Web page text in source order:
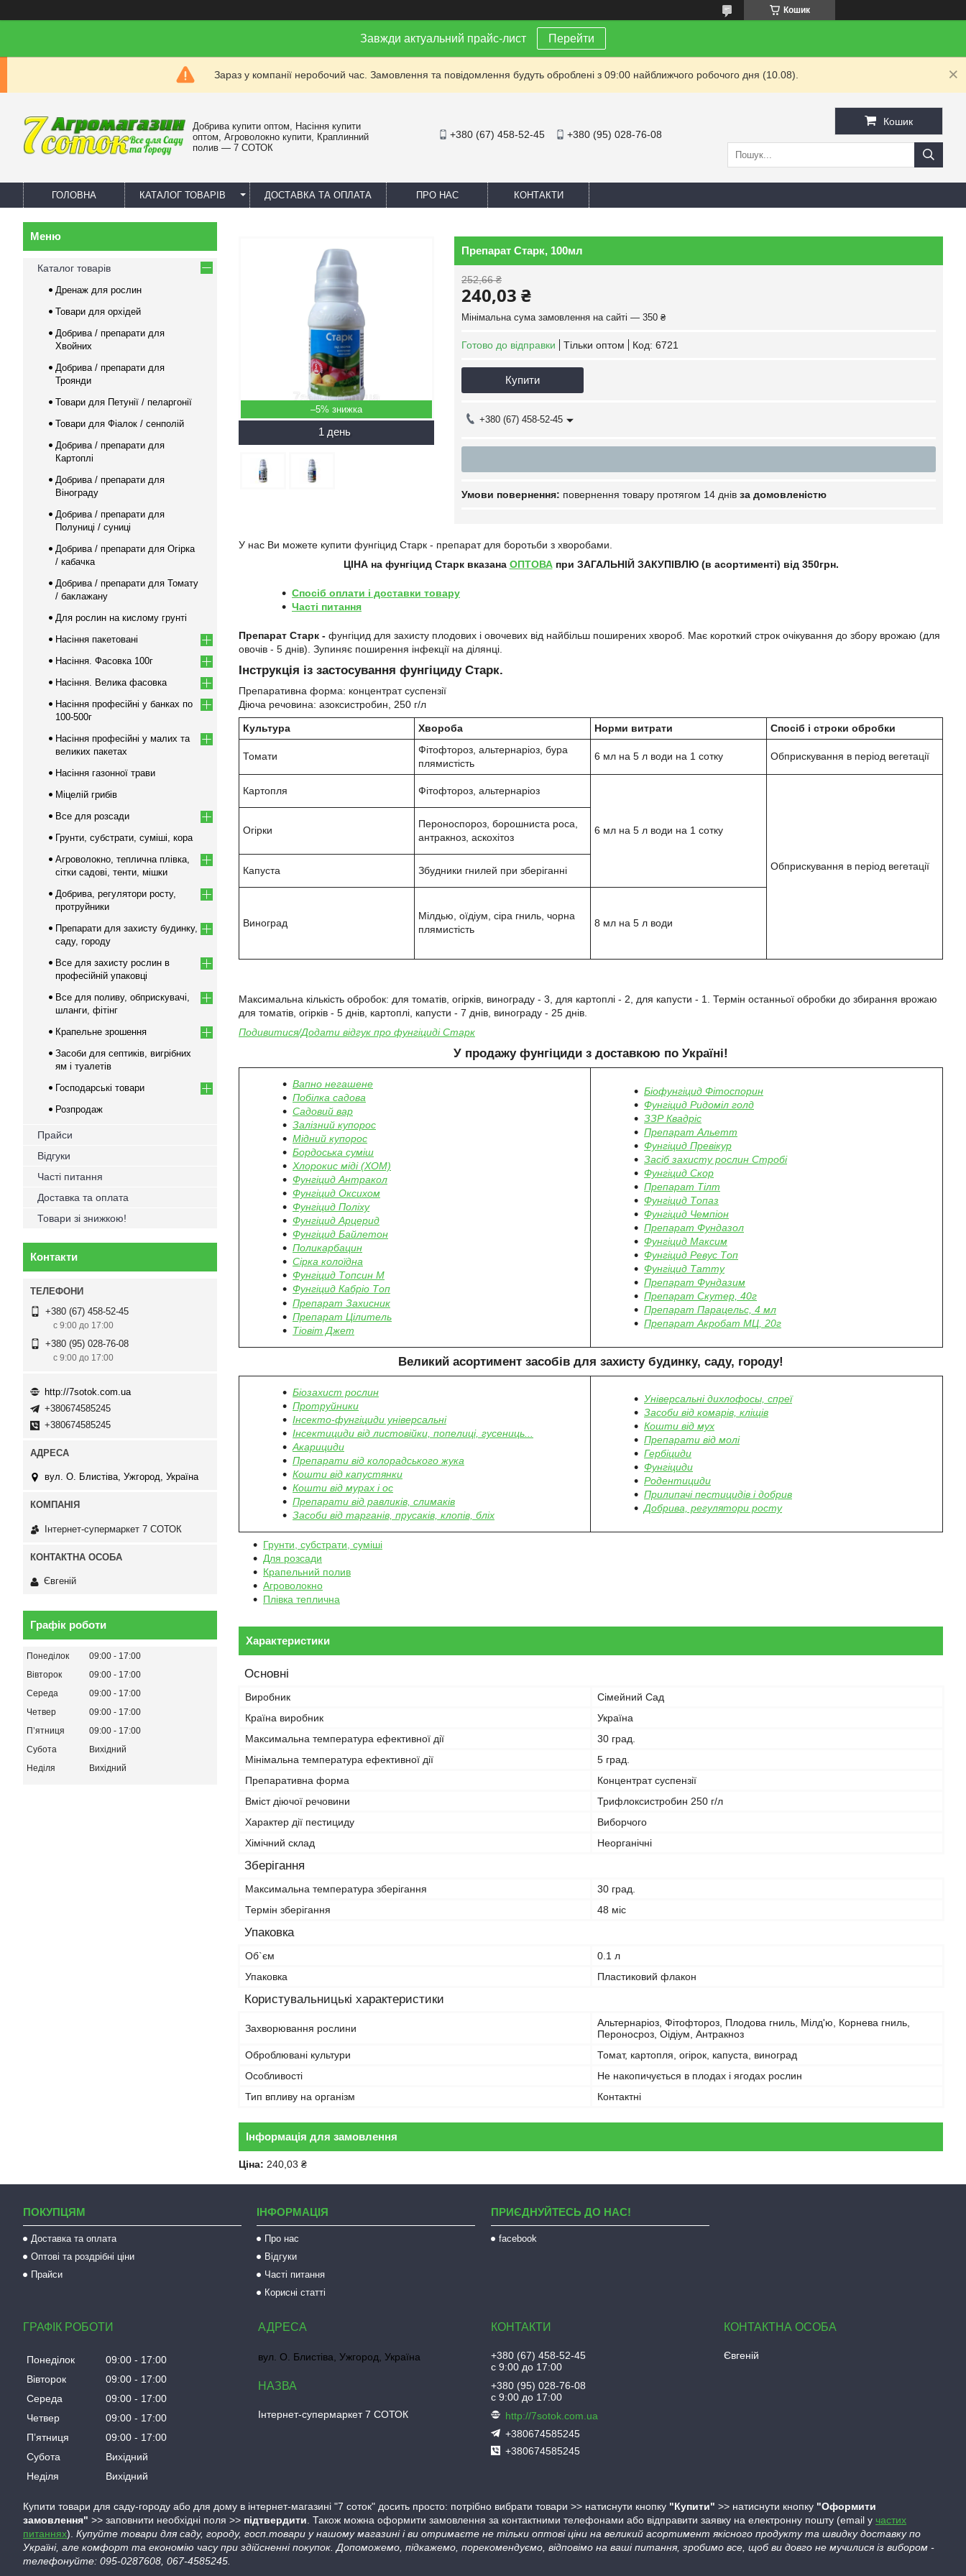
Кошик
Завжди актуальний прайс-лист Перейти
Зараз у компанії неробочий час. Замовлення та повідомлення будуть оброблені з 09:00 найближчого робочого дня (10.08).
Добрива купити оптом, Насіння купити
оптом, Агроволокно купити, Краплинний
полив — 7 СОТОК
+380 (67) 458-52-45 +380 (95) 028-76-08
Кошик
ГОЛОВНА КАТАЛОГ ТОВАРІВ ДОСТАВКА ТА ОПЛАТА ПРО НАС КОНТАКТИ
–5%
1 день
Препарат Старк, 100мл
252,66 ₴
240,03 ₴
Мінімальна сума замовлення на сайті — 350 ₴
Готово до відправки Тільки оптом Код: 6721
Купити
+380 (67) 458-52-45
повернення товару протягом 14 днів за домовленістю
У нас Ви можете купити фунгіцид Старк - препарат для боротьби з хворобами.
ЦІНА на фунгіцид Старквказана ОПТОВАпри ЗАГАЛЬНІЙ ЗАКУПІВЛЮ (в асортименті) від 350грн.
Спосіб оплати і доставки товару
Часті питання
Препарат Старк - фунгіцид для захисту плодових і овочевих від найбільш поширених хвороб. Має короткий строк очікування до збору врожаю (для
овочів - 5 днів). Зупиняє поширення інфекції на ділянці.
Інструкція із застосування фунгіциду Старк.
Препаративна форма: концентрат суспензії
Діюча речовина: азоксистробин, 250 г/л
Культура Хвороба Норми витрати Спосіб і строки обробки
Томати
Фітофтороз, альтернаріоз, бура
плямистість
6 мл на 5 л води на 1 сотку Обприскування в період вегетації
Картопля Фітофтороз, альтернаріоз
6 мл на 5 л води на 1 сотку
Обприскування в період вегетації
Огірки
Пероноспороз, борошниста роса,
антракноз, аскохітоз
Капуста Збудники гнилей при зберіганні
Виноград
Мілдью, оїдіум, сіра гниль, чорна
плямистість
8 мл на 5 л води
Максимальна кількість обробок: для томатів, огірків, винограду - 3, для картоплі - 2, для капусти - 1. Термін останньої обробки до збирання врожаю
для томатів, огірків - 5 днів, картоплі, капусти - 7 днів, винограду - 25 днів.
Подивитися/Додати відгук про фунгіциді Старк
У продажу фунгіциди з доставкою по Україні!
Вапно негашене
Побілка садова
Садовий вар
Залізний купорос
Мідний купорос
Бордоська суміш
Хлорокис міді (ХОМ)
Фунгіцид Антракол
Фунгіцид Оксихом
Фунгіцид Поліху
Фунгіцид Арцерид
Фунгіцид Байлетон
Поликарбацин
Сірка колоїдна
Фунгіцид Топсин М
Фунгіцид Кабріо Топ
Препарат Захисник
Препарат Цілитель
Тіовіт Джет
Біофунгіцид Фітоспорин
Фунгіцид Ридоміл голд
ЗЗР Квадріс
Препарат Альетт
Фунгіцид Превікур
Засіб захисту рослин Стробі
Фунгіцид Скор
Препарат Тілт
Фунгіцид Топаз
Фунгіцид Чемпіон
Препарат Фундазол
Фунгіцид Максим
Фунгіцид Ревус Топ
Фунгіцид Татту
Препарат Фундазим
Препарат Скутер, 40г
Препарат Парацельс, 4 мл
Препарат Акробат МЦ, 20г
Великий асортимент засобів для захисту будинку, саду, городу!
Біозахист рослин
Протруйники
Інсекто-фунгіциди універсальні
Інсектициди від листовійки, попелиці, гусениць...
Акарициди
Препарати від колорадського жука
Кошти від капустянки
Кошти від мурах і ос
Препарати від равликів, слимаків
Засоби від тарганів, прусаків, клопів, бліх
Універсальні дихлофосы, спреї
Засоби від комарів, кліщів
Кошти від мух
Препарати від молі
Гербіциди
Фунгіциди
Родентициди
Прилипачі пестицидів і добрив
Добрива, регулятори росту
Грунти, субстрати, суміші
Для розсади
Крапельний полив
Агроволокно
Плівка теплична
Характеристики
Основні
Виробник
Сімейний Сад
Країна виробник
Україна
Максимальна температура ефективної дії
30 град.
Мінімальна температура ефективної дії
5 град.
Препаративна форма
Концентрат суспензії
Вміст діючої речовини
Трифлоксистробин 250 г/л
Характер дії пестициду
Виборчого
Хімічний склад
Неорганічні
Зберігання
Максимальна температура зберігання
30 град.
Термін зберігання
48 міс
Упаковка
Об`єм
0.1 л
Упаковка
Пластиковий флакон
Користувальницькі характеристики
Захворювання рослини
Альтернаріоз, Фітофтороз, Плодова гниль, Мілд'ю, Корнева гниль,
Пероносроз, Оідіум, Антракноз
Оброблювані культури
Томат, картопля, огірок, капуста, виноград
Особливості
Не накопичується в плодах і ягодах рослин
Тип впливу на організм
Контактні
Інформація для замовлення
Ціна: 240,03 ₴
Каталог товарів
Дренаж для рослин
Товари для орхідей
Добрива / препарати для
Хвойних
Добрива / препарати для
Троянди
Товари для Петунії / пеларгонії
Товари для Фіалок / сенполій
Добрива / препарати для
Картоплі
Добрива / препарати для
Вінограду
Добрива / препарати для
Полуниці / суниці
Добрива / препарати для Огірка
/ кабачка
Добрива / препарати для Томату
/ баклажану
Для рослин на кислому грунті
Насіння пакетовані
Насіння. Фасовка 100г
Насіння. Велика фасовка
Насіння професійні у банках по
100-500г
Насіння професійні у малих та
великих пакетах
Насіння газонної трави
Міцелій грибів
Все для розсади
Грунти, субстрати, суміші, кора
Агроволокно, теплична плівка,
сітки садові, тенти, мішки
Добрива, регулятори росту,
протруйники
Препарати для захисту будинку,
саду, городу
Все для захисту рослин в
професійній упаковці
Все для поливу, обприскувачі,
шланги, фітінг
Крапельне зрошення
Засоби для септиків, вигрібних
ям і туалетів
Господарські товари
Розпродаж
Прайси
Відгуки
Часті питання
Доставка та оплата
Товари зі знижкою!
Контакти
+380 (67) 458-52-45
с 9:00 до 17:00
+380 (95) 028-76-08
с 9:00 до 17:00
http://7sotok.com.ua
+380674585245
+380674585245
вул. О. Блистіва, Ужгород, Україна
Інтернет-супермаркет 7 СОТОК
Євгеній
Графік роботи
Понеділок 09:00
17:00
Вівторок
09:00
17:00
Середа
09:00
17:00
Четвер
09:00
17:00
Пʼятниця
09:00
17:00
Субота
Вихідний
Неділя
Вихідний
ПОКУПЦЯМ
Доставка та оплата
Оптові та роздрібні ціни
Прайси
ІНФОРМАЦІЯ
Про нас
Відгуки
Часті питання
Корисні статті
ПРИЄДНУЙТЕСЬ ДО НАС!
facebook
ГРАФІК РОБОТИ
Понеділок 09:00
17:00
Вівторок
09:00
17:00
Середа
09:00
17:00
Четвер
09:00
17:00
Пʼятниця
09:00
17:00
Субота
Вихідний
Неділя
Вихідний
вул. О. Блистіва, Ужгород, Україна
Інтернет-супермаркет 7 СОТОК
+380 (67) 458-52-45
с 9:00 до 17:00
+380 (95) 028-76-08
с 9:00 до 17:00
http://7sotok.com.ua
+380674585245
+380674585245
Євгеній
Купити товари для саду-городу або для дому в інтернет-магазині "7 соток" досить просто: потрібно вибрати товари >> натиснути кнопку "Купити" >> натиснути кнопку "Оформити
замовлення" >> заповнити необхідні поля >> підтвердити . Також можна оформити замовлення за контактними телефонами або відправити заявку на електронну пошту (email у частих
питаннях). Купуйте товари для саду, городу, госп.товари у нашому магазині і ви отримаєте не тільки оптові ціни на великий асортимент якісного продукту та швидку доставку по
Україні, але комфорт та економію часу при здійсненні покупок. Допоможемо, підкажемо, порекомендуємо, відповімо на ваші питання, зробимо все, щоб ви довго не мучилися із вибором -
телефонуйте: 095-0287608, 067-4585245.